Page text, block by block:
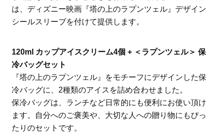
は、ディズニー映画『塔の上のラプンツェル』デザイン
シールスリーブを付けて提供します。
120ml カップアイスクリーム4個 + ＜ラプンツェル＞ 保
冷バッグセット
『塔の上のラプンツェル』をモチーフにデザインした保
冷バッグに、2種類のアイスを詰め合わせました。
保冷バッグは、ランチなど日常的にも便利にお使い頂け
ます。自分へのご褒美や、大切な人への贈り物にもぴっ
たりのセットです。